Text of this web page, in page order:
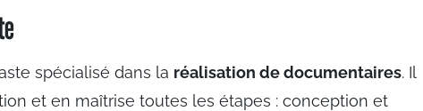
spécialisé dans la réalisation de documentaires. Il
et en maîtrise toutes les étapes : conception et